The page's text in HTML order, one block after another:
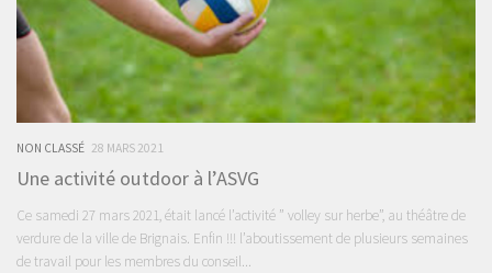
NON CLASSÉ 28 MARS 2021
Une activité outdoor à l’ASVG
Ce samedi 27 mars 2021, était lancé l’activité ” volley sur herbe”, au théâtre de
verdure de la ville de Brignais. Enfin !!! l’aboutissement de plusieurs semaines
de travail pour les membres du conseil...